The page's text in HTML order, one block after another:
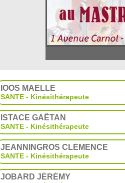
IOOS MAËLLE
SANTE - Kinésithérapeute
ISTACE GAËTAN
SANTE - Kinésithérapeute
JEANNINGROS CLÉMENCE
SANTE - Kinésithérapeute
JOBARD JÉRÉMY